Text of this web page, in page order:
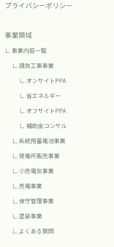
プライバシーポリシー
事業領域
事業内容一覧
請負工事事業
オンサイトPPA
省エネルギー
オフサイトPPA
補助金コンサル
系統用蓄電池事業
発電所販売事業
小売電気事業
売電事業
保守管理事業
塗装事業
よくある質問